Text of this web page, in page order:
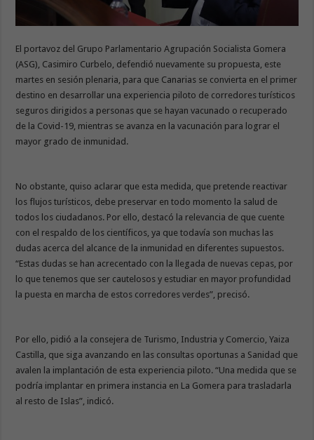
El portavoz del Grupo Parlamentario Agrupación Socialista Gomera
(ASG), Casimiro Curbelo, defendió nuevamente su propuesta, este
martes en sesión plenaria, para que Canarias se convierta en el primer
destino en desarrollar una experiencia piloto de corredores turísticos
seguros dirigidos a personas que se hayan vacunado o recuperado
de la Covid-19, mientras se avanza en la vacunación para lograr el
mayor grado de inmunidad.
No obstante, quiso aclarar que esta medida, que pretende reactivar
los flujos turísticos, debe preservar en todo momento la salud de
todos los ciudadanos. Por ello, destacó la relevancia de que cuente
con el respaldo de los científicos, ya que todavía son muchas las
dudas acerca del alcance de la inmunidad en diferentes supuestos.
“Estas dudas se han acrecentado con la llegada de nuevas cepas, por
lo que tenemos que ser cautelosos y estudiar en mayor profundidad
la puesta en marcha de estos corredores verdes”, precisó.
Por ello, pidió a la consejera de Turismo, Industria y Comercio, Yaiza
Castilla, que siga avanzando en las consultas oportunas a Sanidad que
avalen la implantación de esta experiencia piloto. “Una medida que se
podría implantar en primera instancia en La Gomera para trasladarla
al resto de Islas”, indicó.